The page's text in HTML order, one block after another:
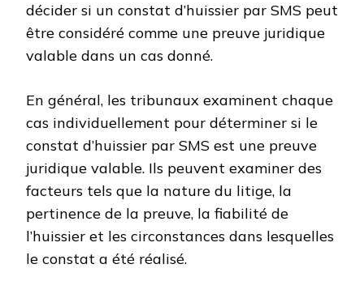
décider si un constat d’huissier par SMS peut
être considéré comme une preuve juridique
valable dans un cas donné.
En général, les tribunaux examinent chaque
cas individuellement pour déterminer si le
constat d’huissier par SMS est une preuve
juridique valable. Ils peuvent examiner des
facteurs tels que la nature du litige, la
pertinence de la preuve, la fiabilité de
l’huissier et les circonstances dans lesquelles
le constat a été réalisé.